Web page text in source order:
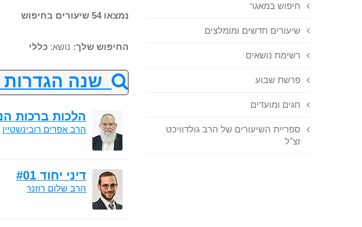
חיפוש במאגר
שיעורים חדשים ומומלצים
רשימת נושאים
פרשת שבוע
חגים ומועדים
ספריית השיעורים של הרב גולדוויכט
זצ"ל
נמצאו 54 שיעורים בחיפוש
החיפוש שלך: נושא: כללי
שנה הגדרות
הלכות ברכות
הרב אפרים רובינשטיין
דיני יחוד #01
הרב שלום רוזנר